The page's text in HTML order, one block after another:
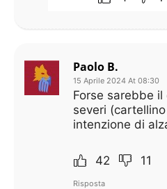
Paolo B.
15 Aprile 2024 At 08:30
Forse sarebbe
severi
intenzione di
42 11
Risposta